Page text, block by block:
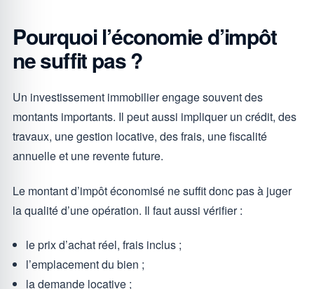
Pourquoi l’économie d’impôt
ne suffit pas ?
Un investissement immobilier engage souvent des
montants importants. Il peut aussi impliquer un crédit, des
travaux, une gestion locative, des frais, une fiscalité
annuelle et une revente future.
Le montant d’impôt économisé ne suffit donc pas à juger
la qualité d’une opération. Il faut aussi vérifier :
le prix d’achat réel, frais inclus ;
l’emplacement du bien ;
la demande locative ;